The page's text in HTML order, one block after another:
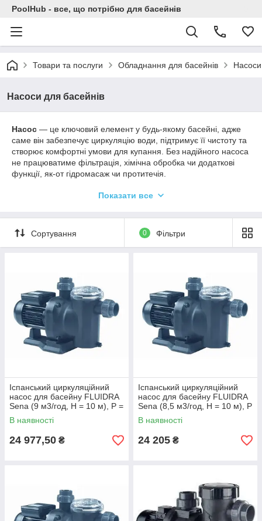
PoolHub - все, що потрібно для басейнів
Товари та послуги Обладнання для басейнів
Насоси для басейнів
Насос — це ключовий елемент у будь-якому басейні, адже
саме він забезпечує циркуляцію води, підтримує її чистоту та
створює комфортні умови для купання. Без надійного насоса
не працюватиме фільтрація, хімічна обробка чи додаткові
функції, як-от гідромасаж чи протитечія.
типів і розмірів. Вони вирізняються високою продуктивністю,
потужні рішення для громадських або великогабаритних
споруд.
та задоволення від кожного купання.
Показати все
Сортування 0 Фільтри
Іспанський циркуляційний
насос для басейну FLUIDRA
Sena (9 м3/год, Н = 10 м), P =
0,56 кВт, 230 В
В наявності
24 977,50 ₴
Іспанський циркуляційний
насос для басейну FLUIDRA
Sena (8,5 м3/год, Н = 10 м), P
= 0.37 кВт, 230 В
В наявності
24 205 ₴